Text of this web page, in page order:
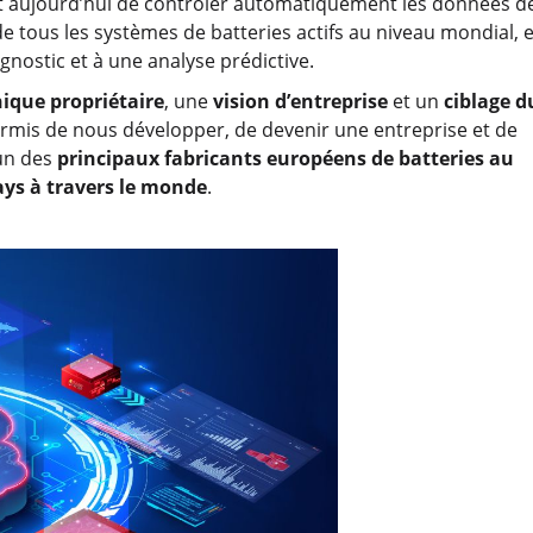
tous les systèmes de batteries actifs au niveau mondial,
et à une analyse prédictive.
propriétaire, unevision d’entreprise et un ciblage
de nous développer, de devenir une entreprise et de
des principaux fabricants européens de batteries au
à travers le monde.